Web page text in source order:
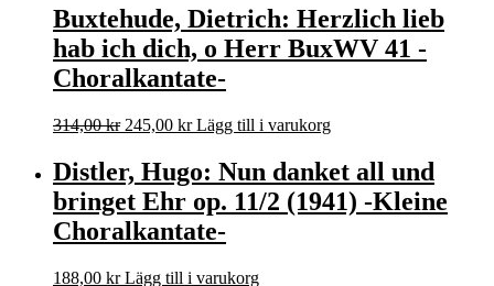
Buxtehude, Dietrich: Herzlich lieb
hab ich dich, o Herr BuxWV 41 -
Choralkantate-
314,00kr Det
priset
var:
314,00 kr.
245,00 krDet
priset
är:
245,00 kr.
Lägg till i varukorg
Distler, Hugo: Nun danket all und
bringet Ehr op. 11/2 (1941) -Kleine
Choralkantate-
188,00 kr Lägg till i varukorg